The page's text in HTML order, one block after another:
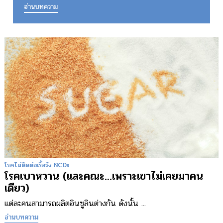
อ่านบทความ
โรคไม่ติดต่อเรื้อรัง NCDs
โรคเบาหวาน (และคณะ…เพราะเขาไม่เคยมาคน
เดียว)
แต่ละคนสามารถผลิตอินซูลินต่างกัน ดังนั้น ...
อ่านบทความ